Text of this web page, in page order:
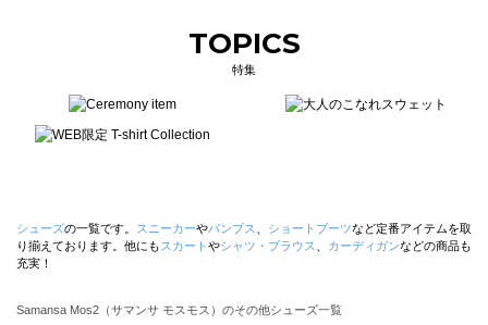
TOPICS
特集
シューズの一覧です。 スニーカーやパンプス ショートブーツなど定番アイテムを取
り揃えております。他にも スカート やシャツ・ブラウス カーディガンなどの商品も
充実！
Samansa Mos2（サマンサ モスモス）のその他シューズ一覧